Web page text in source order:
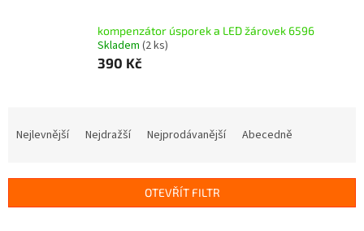
kompenzátor úsporek a LED žárovek 6596
Skladem (2 ks)
390 Kč
í
Nejlevnější Nejdražší Nejprodávanější Abecedně
OTEVŘÍT FILTR